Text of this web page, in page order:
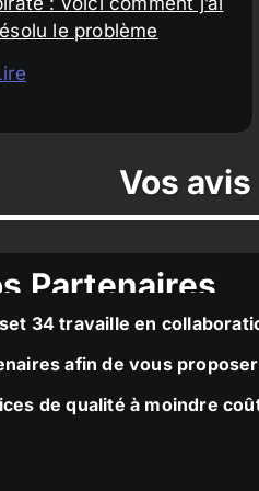
le problème
Vos avis
Partenaires
34 travaille en
afin de vous
de qualité à moindre